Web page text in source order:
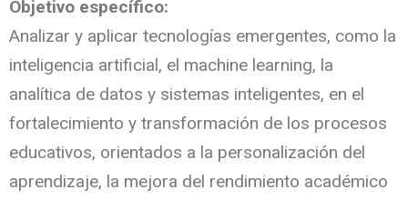
Objetivo específico:
Analizar y aplicar tecnologías emergentes, como la
inteligencia artificial, el machine learning, la
analítica de datos y sistemas inteligentes, en el
fortalecimiento y transformación de los procesos
educativos, orientados a la personalización del
aprendizaje, la mejora del rendimiento académico